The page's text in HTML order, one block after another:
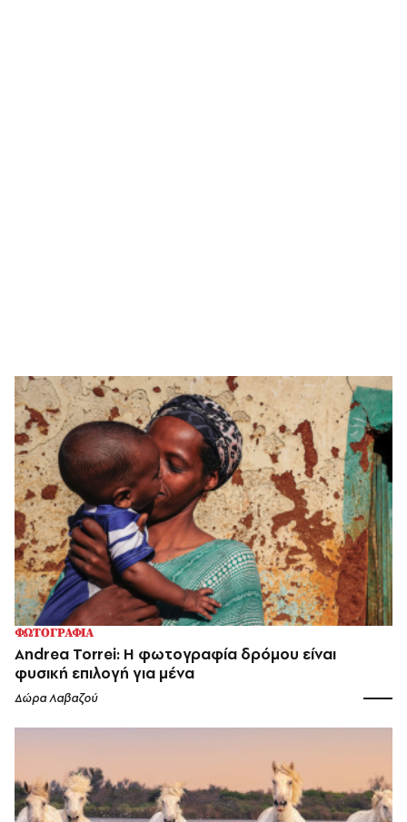
ΦΩΤΟΓΡΑΦΙΑ
Andrea Torrei: Η φωτογραφία δρόμου είναι
φυσική επιλογή για μένα
Δώρα Λαβαζού